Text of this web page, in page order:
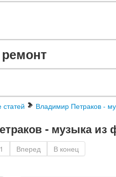
Владимир Петраков -
- музыка
1 Вперед В конец